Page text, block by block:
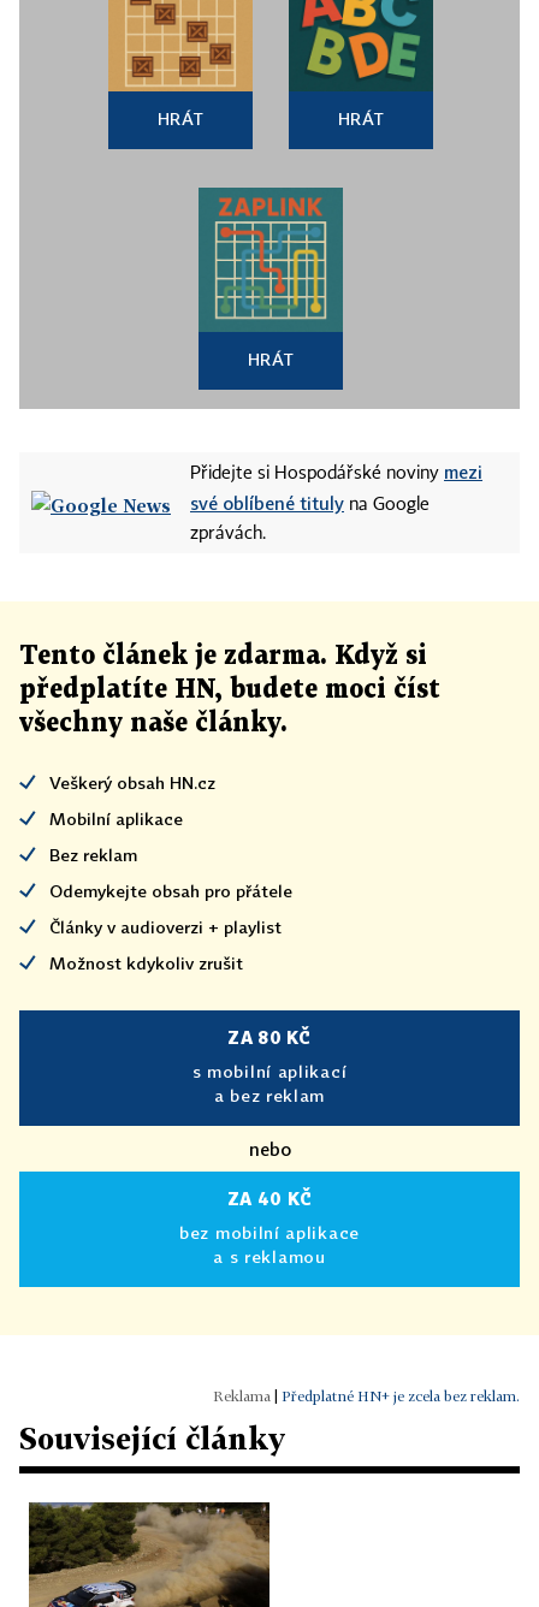
HRÁT HRÁT
HRÁT
Přidejte si Hospodářské noviny mezi
své oblíbené tituly na Google
zprávách.
Tento článek je zdarma. Když si
předplatíte HN, budete moci číst
všechny naše články.
Veškerý obsah HN.cz
Mobilní aplikace
Bez reklam
Odemykejte obsah pro přátele
Články v audioverzi + playlist
Možnost kdykoliv zrušit
ZA 80 KČ
s mobilní aplikací
a bez reklam
nebo
ZA 40 KČ
bez mobilní aplikace
a s reklamou
Předplatné HN+ je zcela bez reklam.
Související články